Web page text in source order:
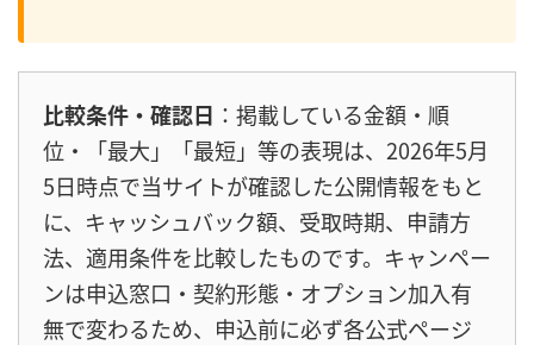
比較条件・確認日 ：掲載している金額・順
位・「最大」「最短」等の表現は、2026年5月
5日時点で当サイトが確認した公開情報をもと
に、キャッシュバック額、受取時期、申請方
法、適用条件を比較したものです。キャンペー
ンは申込窓口・契約形態・オプション加入有
無で変わるため、申込前に必ず各公式ページ